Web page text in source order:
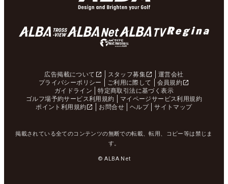
広告掲載について スタッフ募集
運営会社
プライバシーポリシー
ご利用に際して
会員規約
ガイドライン
特定商取引法に基づく表示
ゴルフ場予約サービス利用規約
マイページサービス利用規約
ポイント利用規約
お問合せ ヘルプ サイトマップ
掲載されている全てのコンテンツの無断での転載、転用、コピー等は禁じま
す。
© ALBA Net